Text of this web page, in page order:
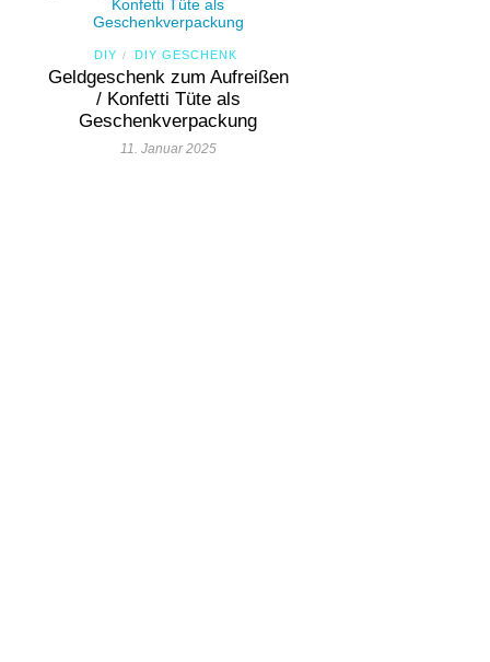
DIY / DIY GESCHENK
Geldgeschenk zum Aufreißen
/ Konfetti Tüte als
Geschenkverpackung
11. Januar 2025